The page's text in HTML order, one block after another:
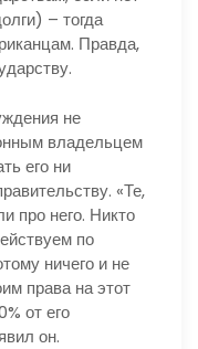
– тогда
Правда,
не
владельцем
его ни
«Те,
про него. Никто
по
ничего и не
права на этот
от его
он.